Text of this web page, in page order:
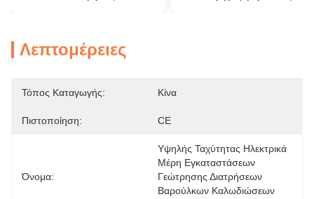
Λεπτομέρειες
Τόπος Καταγωγής: Κίνα
Πιστοποίηση: CE
Όνομα:
Υψηλής Ταχύτητας Ηλεκτρικά
Μέρη Εγκαταστάσεων
Γεώτρησης Διατρήσεων
Βαρούλκων Καλωδιώσεων